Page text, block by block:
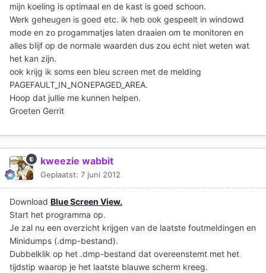
mijn koeling is optimaal en de kast is goed schoon.
Werk geheugen is goed etc. ik heb ook gespeelt in windowd
mode en zo progammatjes laten draaien om te monitoren en
alles blijf op de normale waarden dus zou echt niet weten wat
het kan zijn.
ook krijg ik soms een bleu screen met de melding
PAGEFAULT_IN_NONEPAGED_AREA.
Hoop dat jullie me kunnen helpen.
Groeten Gerrit
kweezie wabbit
Geplaatst: 7 juni 2012
Download Blue Screen View.
Start het programma op.
Je zal nu een overzicht krijgen van de laatste foutmeldingen en
Minidumps (.dmp-bestand).
Dubbelklik op het .dmp-bestand dat overeenstemt met het
tijdstip waarop je het laatste blauwe scherm kreeg.